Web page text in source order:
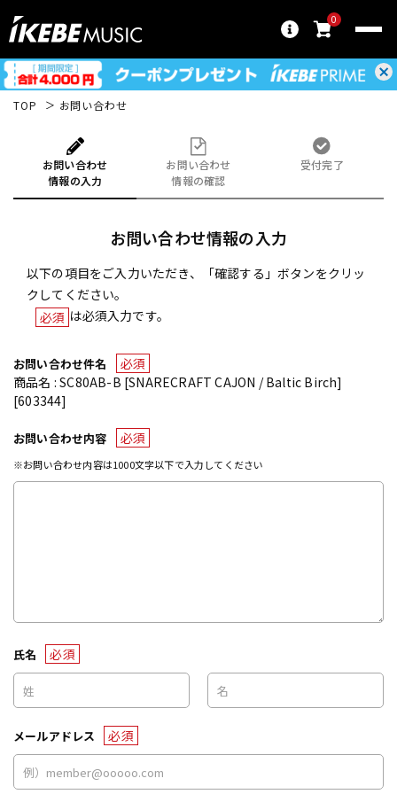
0
TOP お問い合わせ
お問い合わせ
情報の入力
お問い合わせ
情報の確認
受付完了
お問い合わせ情報の入力
以下の項目をご入力いただき、「確認する」ボタンをクリッ
クしてください。
必須 は必須入力です。
お問い合わせ件名
必須
商品名 : SC80AB-B [SNARECRAFT CAJON / Baltic Birch]
[603344]
お問い合わせ内容 必須
※お問い合わせ内容は1000文字以下で入力してください
氏名 必須
メールアドレス 必須